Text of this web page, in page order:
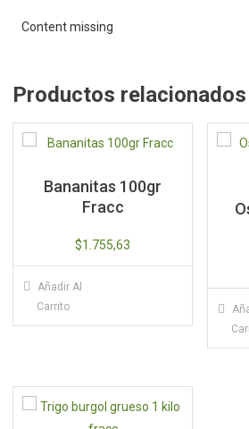
Content missing
Productos relacionados
Bananitas 100gr
Fracc
$1.755,63
Añadir Al
Carrito